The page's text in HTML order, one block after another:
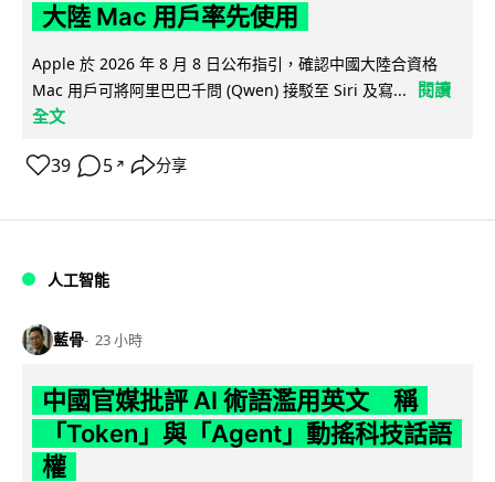
大陸 Mac 用戶率先使用
Apple 於 2026 年 8 月 8 日公布指引，確認中國大陸合資格
Mac 用戶可將阿里巴巴千問 (Qwen) 接駁至 Siri 及寫...
閱讀
全文
39 5 ↗ 分享
人工智能
藍骨 23 小時
中國官媒批評 AI 術語濫用英文 稱
「Token」與「Agent」動搖科技話語
權